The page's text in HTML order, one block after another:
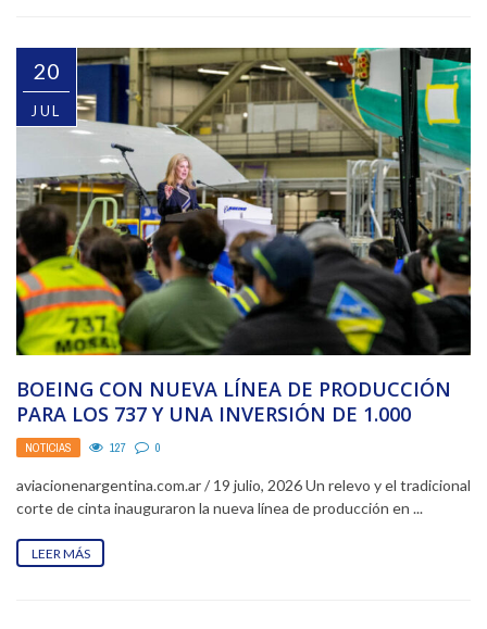
20
JUL
BOEING CON NUEVA LÍNEA DE PRODUCCIÓN
PARA LOS 737 Y UNA INVERSIÓN DE 1.000
MILLONES ...
NOTICIAS 127 0
aviacionenargentina.com.ar / 19 julio, 2026 Un relevo y el tradicional
corte de cinta inauguraron la nueva línea de producción en ...
LEER MÁS